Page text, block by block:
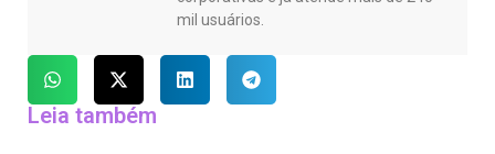
mil usuários.
Leia também